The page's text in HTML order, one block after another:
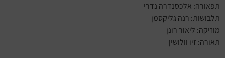
תפאורה: אלכסנדרה נדרי
תלבושות: רנה גליקסמן
מוזיקה: ליאור רונן
תאורה: זיו וולושין